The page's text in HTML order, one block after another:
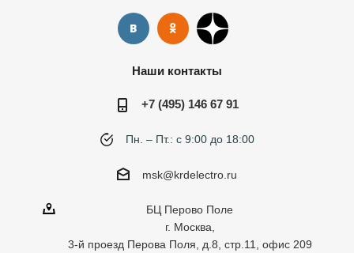
Наши контакты
+7 (495) 146 67 91
Пн. – Пт.: с 9:00 до 18:00
msk@krdelectro.ru
БЦ Перово Поле
г. Москва,
3-й проезд Перова Поля, д.8, стр.11, офис 209